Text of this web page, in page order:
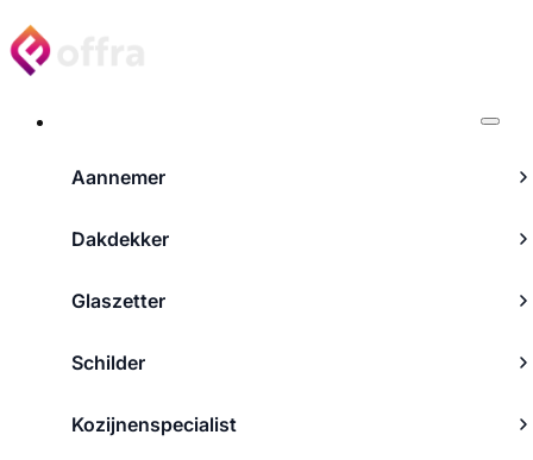
Aannemer
Dakdekker
Glaszetter
Schilder
Kozijnenspecialist